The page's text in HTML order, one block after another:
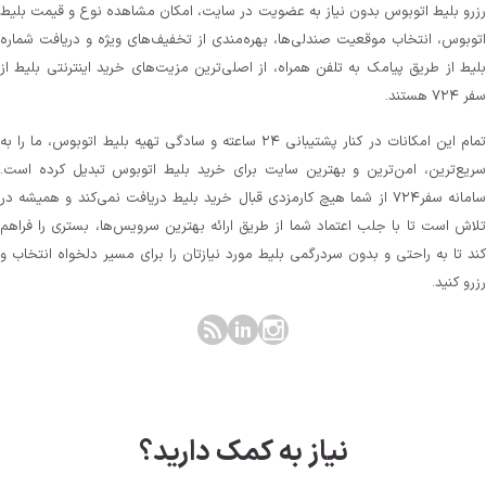
رزرو بلیط اتوبوس بدون نیاز به عضویت در سایت، امکان مشاهده نوع و قیمت بلیط
اتوبوس، انتخاب موقعیت صندلی‌ها، بهره‌مندی از تخفیف‌های ویژه و دریافت شماره‌
بلیط از طریق پیامک به تلفن همراه، از اصلی‌ترین مزیت‌های خرید اینترنتی بلیط از
سفر ۷۲۴ هستند.
تمام این امکانات در کنار پشتیبانی‌ ۲۴ ساعته و سادگی تهیه بلیط اتوبوس، ما را به
سریع‌ترین، امن‌ترین و بهترین سایت برای خرید بلیط اتوبوس تبدیل کرده است.
سامانه سفر۷۲۴ از شما هیچ کارمزدی قبال خرید بلیط دریافت نمی‌کند و همیشه در
تلاش است تا با جلب اعتماد شما از طریق ارائه بهترین سرویس‌ها، بستری را فراهم
کند تا به راحتی و بدون سردرگمی بلیط مورد نیازتان را برای مسیر دلخواه انتخاب و
رزرو کنید.
نیاز به کمک دارید؟